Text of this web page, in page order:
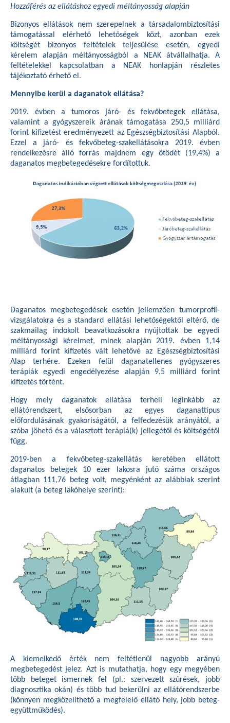
Hozzáférés az ellátáshoz egyedi méltányosság alapján
Bizonyos ellátások nem szerepelnek a társadalombiztosítási
támogatással elérhető lehetőségek közt, azonban ezek
költségét bizonyos feltételek teljesülése esetén, egyedi
kérelem alapján méltányosságból a NEAK átvállalhatja. A
feltételekkel kapcsolatban a NEAK honlapján részletes
tájékoztató érhető el.
Mennyibe kerül a daganatok ellátása?
2019. évben a tumoros járó- és fekvőbetegek ellátása,
valamint a gyógyszereik árának támogatása 250,5 milliárd
forint kifizetést eredményezett az Egészségbiztosítási Alapból.
Ezzel a járó- és fekvőbeteg-szakellátásokra 2019. évben
rendelkezésre álló forrás majdnem egy ötödét (19,4%) a
daganatos megbetegedésekre fordítottuk.
Daganatos megbetegedések esetén jellemzően tumorprofil-
vizsgálatokra és a standard ellátási lehetőségektől eltérő, de
szakmailag indokolt beavatkozásokra nyújtottak be egyedi
méltányossági kérelmet, minek alapján 2019. évben 1,14
milliárd forint kifizetés vált lehetővé az Egészségbiztosítási
Alap terhére. Ezeken felül daganatellenes gyógyszeres
terápiák egyedi engedélyezése alapján 9,5 milliárd forint
kifizetés történt.
Hogy mely daganatok ellátása terheli leginkább az
ellátórendszert, elsősorban az egyes daganattípus
előfordulásának gyakoriságától, a felfedezésük arányától, a
szóba jöhető és a választott terápiá(k) jellegétől és költségétől
függ.
2019-ben a fekvőbeteg-szakellátás keretében ellátott
daganatos betegek 10 ezer lakosra jutó száma országos
átlagban 111,76 beteg volt, megyénként az alábbiak szerint
alakult (a beteg lakóhelye szerint):
A kiemelkedő érték nem feltétlenül nagyobb arányú
megbetegedést jelez. Azt is mutathatja, hogy egy megyében
több beteget ismernek fel (pl.: szervezett szűrések, jobb
diagnosztika okán) és több tud bekerülni az ellátórendszerbe
(könnyen megközelíthető a megfelelő ellátó hely, jobb beteg-
együttműködés).